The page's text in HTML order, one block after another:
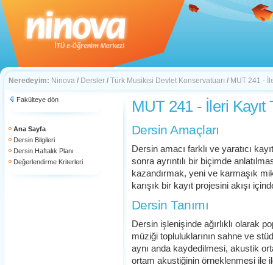
Neredeyim: Ninova / Dersler / Türk Musikisi Devlet Konservatuarı / MUT 241 -
Fakülteye dön
Ana Sayfa
Dersin Bilgileri
Dersin Haftalık Planı
Değerlendirme Kriterleri
MUT 241 - İleri Kayıt
Dersin Amaçları
Dersin amacı farklı ve yaratıcı
sonra ayrıntılı bir biçimde
kazandırmak, yeni ve karmaşık
karışık bir kayıt projesini akışı
Dersin Tanımı
Dersin işlenişinde ağırlıklı olarak
müziği topluluklarının sahne ve
aynı anda kaydedilmesi, akustik
ortam akustiğinin örneklenmesi ile